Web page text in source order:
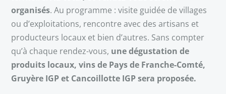
organisés. Au programme : visite guidée de villages
ou d’exploitations, rencontre avec des artisans et
producteurs locaux et bien d’autres. Sans compter
qu’à chaque rendez-vous, une dégustation de
produits locaux, vins de Pays de Franche-Comté,
Gruyère IGP et Cancoillotte IGP sera proposée.